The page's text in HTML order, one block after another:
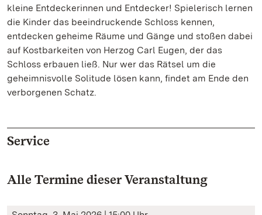
kleine Entdeckerinnen und Entdecker! Spielerisch lernen
die Kinder das beeindruckende Schloss kennen,
entdecken geheime Räume und Gänge und stoßen dabei
auf Kostbarkeiten von Herzog Carl Eugen, der das
Schloss erbauen ließ. Nur wer das Rätsel um die
geheimnisvolle Solitude lösen kann, findet am Ende den
verborgenen Schatz.
Service
Alle Termine dieser Veranstaltung